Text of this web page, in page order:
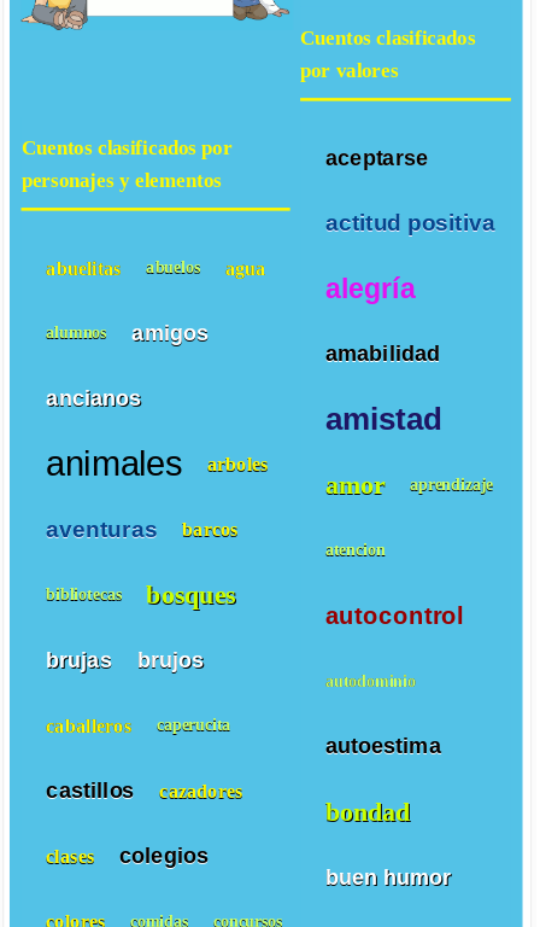
Cuentos clasificados
por valores
aceptarse
actitud positiva
alegría
amabilidad
amistad
amor aprendizaje
atencion
autocontrol
autodominio
autoestima
bondad
buen humor
Cuentos clasificados por
personajes y elementos
abuelitas abuelos agua
alumnos amigos
ancianos
animales arboles
aventuras barcos
bibliotecas bosques
brujas brujos
caballeros caperucita
castillos cazadores
clases colegios
colores comidas concursos